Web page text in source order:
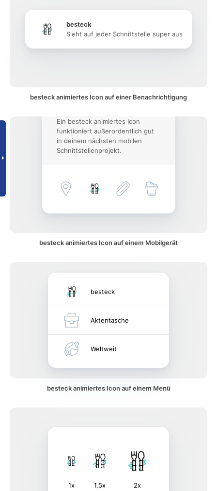
besteck
Sieht auf jeder Schnittstelle super aus
besteck animiertes Icon auf einer Benachrichtigung
Ein besteck animiertes Icon
funktioniert außerordentlich gut
in deinem nächsten mobilen
Schnittstellenprojekt.
besteck animiertes Icon auf einem Mobilgerät
besteck
Aktentasche
Weltweit
besteck animiertes Icon auf einem Menü
1x 1,5x 2x